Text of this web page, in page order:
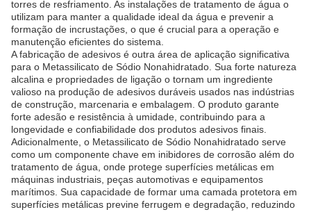
torres de resfriamento. As instalações de tratamento de água o
utilizam para manter a qualidade ideal da água e prevenir a
formação de incrustações, o que é crucial para a operação e
manutenção eficientes do sistema.
A fabricação de adesivos é outra área de aplicação significativa
para o Metassilicato de Sódio Nonahidratado. Sua forte natureza
alcalina e propriedades de ligação o tornam um ingrediente
valioso na produção de adesivos duráveis usados nas indústrias
de construção, marcenaria e embalagem. O produto garante
forte adesão e resistência à umidade, contribuindo para a
longevidade e confiabilidade dos produtos adesivos finais.
Adicionalmente, o Metassilicato de Sódio Nonahidratado serve
como um componente chave em inibidores de corrosão além do
tratamento de água, onde protege superfícies metálicas em
máquinas industriais, peças automotivas e equipamentos
marítimos. Sua capacidade de formar uma camada protetora em
superfícies metálicas previne ferrugem e degradação, reduzindo